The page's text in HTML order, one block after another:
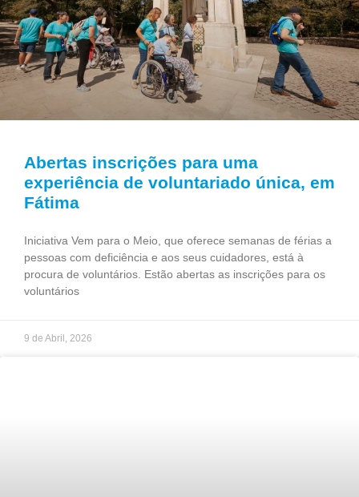
Abertas inscrições para uma
experiência de voluntariado única, em
Fátima
Iniciativa Vem para o Meio, que oferece semanas de férias a
pessoas com deficiência e aos seus cuidadores, está à
procura de voluntários. Estão abertas as inscrições para os
voluntários
9 de Abril, 2026